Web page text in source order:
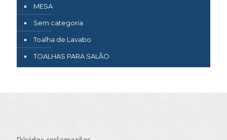
MESA
Sem categoria
Toalha de Lavabo
TOALHAS PARA SALÃO